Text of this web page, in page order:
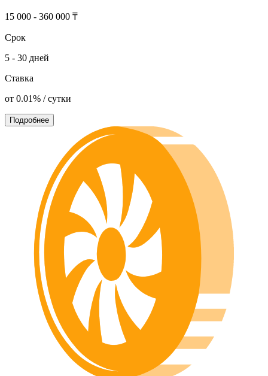
15 000 - 360 000 ₸
Срок
5 - 30 дней
Ставка
от 0.01% / сутки
Подробнее